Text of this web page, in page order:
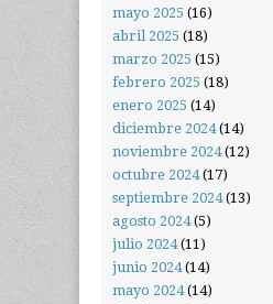
mayo 2025 (16)
abril 2025 (18)
marzo 2025 (15)
febrero 2025 (18)
enero 2025 (14)
diciembre 2024(14)
noviembre 2024(12)
octubre 2024(17)
septiembre 2024(13)
agosto 2024(5)
julio 2024(11)
junio 2024(14)
mayo 2024(14)